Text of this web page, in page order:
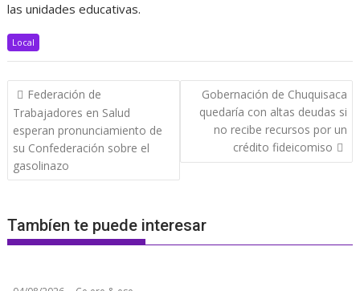
las unidades educativas.
Local
Navegación
de
entradas
Federación de
Trabajadores en Salud
esperan pronunciamiento de
su Confederación sobre el
gasolinazo
Gobernación de Chuquisaca
quedaría con altas deudas si
no recibe recursos por un
crédito fideicomiso
Tambíen te puede interesar